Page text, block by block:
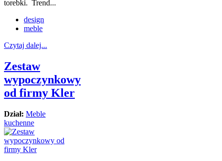
torebki. Trend...
design
meble
Czytaj dalej...
Zestaw
wypoczynkowy
od firmy Kler
Dział: Meble
kuchenne